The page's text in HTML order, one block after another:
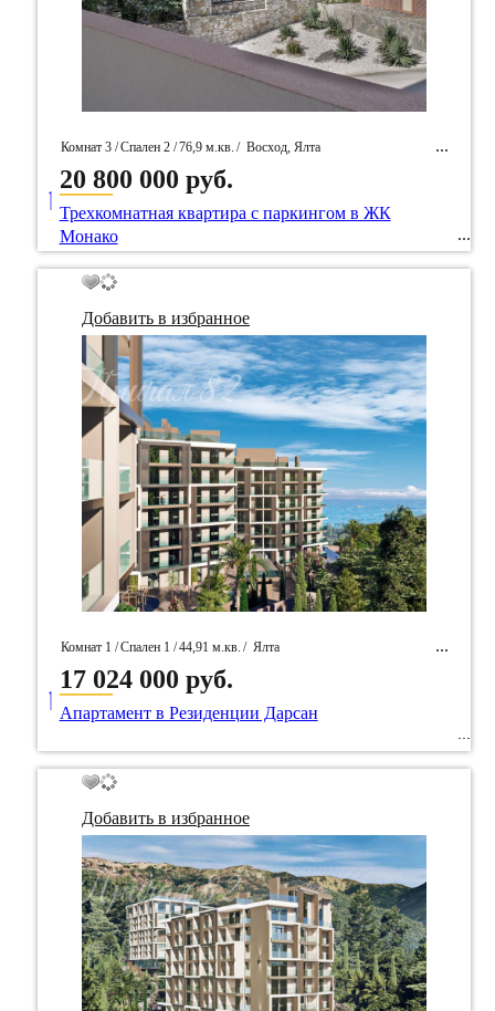
Комнат 3 /Спален 2 /76,9 м.кв. / Восход, Ялта
/ Идентификатор собственность 92610
20 800 000 руб.
____
Трехкомнатная квартира с паркингом в ЖК
Монако
Добавить в избранное
Комнат 1 /Спален 1 /44,91 м.кв. / Ялта
/ Идентификатор собственность 92559
17 024 000 руб.
____
Апартамент в Резиденции Дарсан
Добавить в избранное